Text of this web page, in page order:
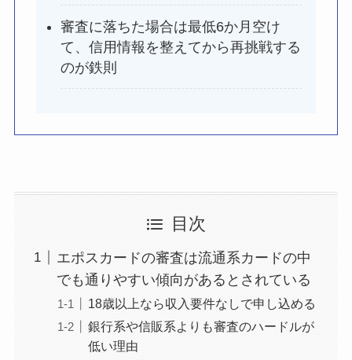
審査に落ちた場合は最低6か月空け
て、信用情報を整えてから再挑戦する
のが鉄則
目次
エポスカードの審査は流通系カードの中
でも通りやすい傾向があるとされている
18歳以上なら収入要件なしで申し込める
銀行系や信販系よりも審査のハードルが
低い理由